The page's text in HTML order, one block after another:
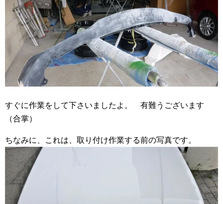
すぐに作業をして下さいましたよ。 有難うございます
（合掌）
ちなみに、これは、取り付け作業する前の写真です。